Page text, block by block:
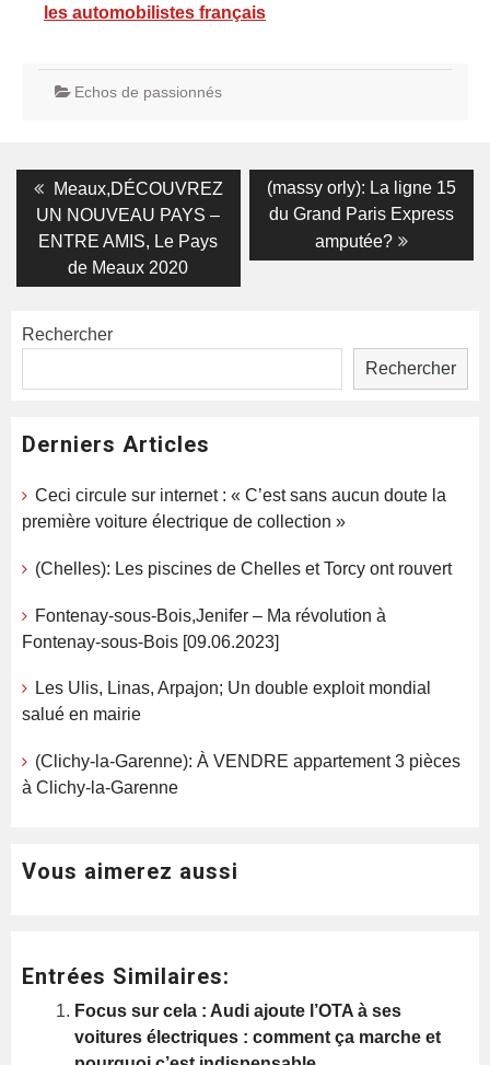
les automobilistes français
Echos de passionnés
Navigation
de
l’article
Previous
post:
Meaux,DÉCOUVREZ
UN NOUVEAU PAYS –
ENTRE AMIS, Le Pays
de Meaux 2020
Next
post:
(massy orly): La ligne 15
du Grand Paris Express
amputée?
Rechercher
Rechercher
Derniers Articles
Ceci circule sur internet : « C’est sans aucun doute la
première voiture électrique de collection »
(Chelles): Les piscines de Chelles et Torcy ont rouvert
Fontenay-sous-Bois,Jenifer – Ma révolution à
Fontenay-sous-Bois [09.06.2023]
Les Ulis, Linas, Arpajon; Un double exploit mondial
salué en mairie
(Clichy-la-Garenne): À VENDRE appartement 3 pièces
à Clichy-la-Garenne
Vous aimerez aussi
Entrées Similaires:
Focus sur cela : Audi ajoute l’OTA à ses
voitures électriques : comment ça marche et